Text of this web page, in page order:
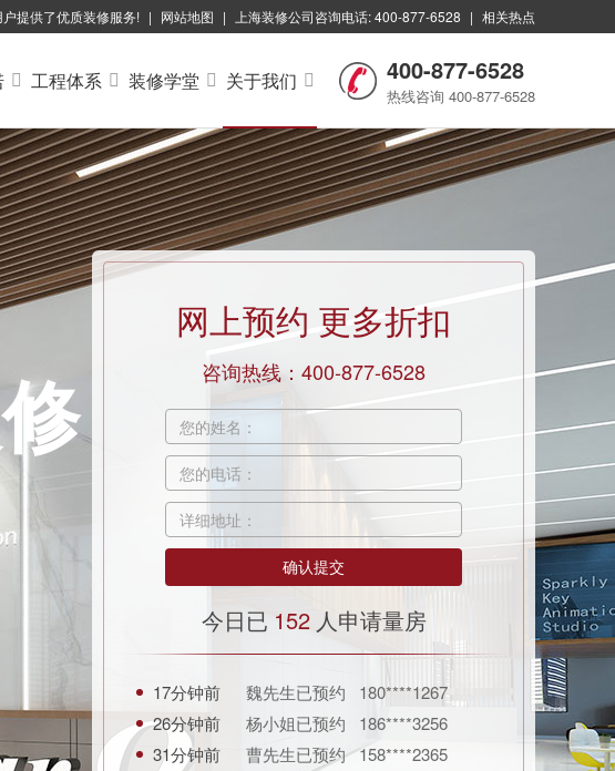
提供了优质装修服务! | 网站地图 | 上海装修公司咨询电话: 400-877-6528 | 相关热点
工程体系 装修学堂 关于我们 400-877-6528
热线咨询 400-877-6528
网上预约 更多折扣
咨询热线：400-877-6528
您的姓名：
您的电话：
详细地址：
今日已 152 人申请量房
17分钟前
魏先生已预约 180****1267
26分钟前
杨小姐已预约 186****3256
31分钟前
曹先生已预约 158****2365
4小时前
刘先生已预约 157****2256